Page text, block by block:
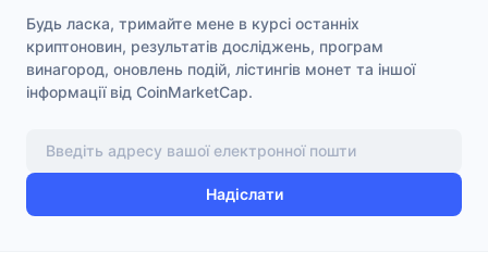
Будь ласка, тримайте мене в курсі останніх
криптоновин, результатів досліджень, програм
винагород, оновлень подій, лістингів монет та іншої
інформації від CoinMarketCap.
Надіслати